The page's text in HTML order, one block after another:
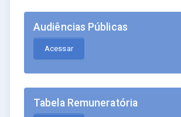
Audiências Públicas
Acessar
Tabela Remuneratória